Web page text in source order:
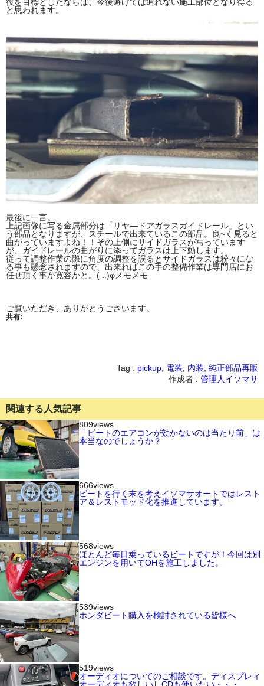
と思われます。
最後に一言。
上記画像に写る金属部分は「リヤ―ドアガラスガイドレール」とい
う部品となりますが、スチールで出来ているこの部品。良~く見ると
曲がっていますよね！！その上側にサイドガラスが写っています
が、ガイドレールの曲がりに添ってガラスは上下動します。
従って調整作業の際に角度の調整を誤るとサイドガラスは粉々にな
る事も懸念されますので、出来ればこの手の整備作業は専門店にお
任せ頂く事が寛容かと。( ..)φメモメモ
ご覧いただき、ありがとうございます。
共有:
Tag : pickup 電装 内装 純正部品再販
作成者 : 管理人イソマサ
関連する人気記事
809views
「ビートのエアコンが効かないのは当たり前」は
本当なのでしょうか？
666views
ビートを行く末を考えイソマサオートではレスト
ア＆レストモッド化を推進しています。
568views
ほとんど毎日乗っているビートですが！今回は別
エンジンを用いてOHを施工しました。
539views
ホンダビート購入を検討されている皆様へ
519views
オーディオについてのご相談です。ディスプレィ
オーディオも欲しいしCDも使いたい・・・